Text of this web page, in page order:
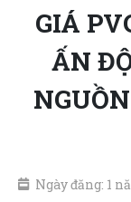
GIÁ
ẤN
Ngày đăng: 1